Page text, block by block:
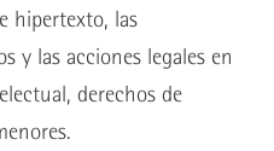
hipertexto, las
y las acciones legales en
derechos de